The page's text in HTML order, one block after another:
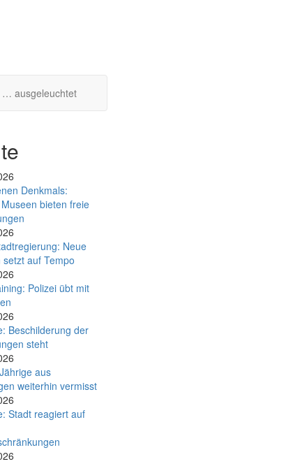
… ausgeleuchtet
Denkmals:
bieten freie
Neue
auf Tempo
Poli­zei übt mit
Beschilderung der
steht
aus
weiterhin vermisst
Stadt reagiert auf